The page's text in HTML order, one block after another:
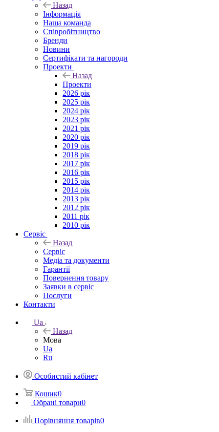
Назад
Інформація
Наша команда
Співробітництво
Бренди
Новини
Сертифікати та нагороди
Проекти
Назад
Проекти
2026 рік
2025 рік
2024 рік
2023 рік
2021 рік
2020 рік
2019 рік
2018 рік
2017 рік
2016 рік
2015 рік
2014 рік
2013 рік
2012 рік
2011 рік
2010 рік
Сервіс
Назад
Сервіс
Медіа та документи
Гарантії
Повернення товару
Заявки в сервіс
Послуги
Контакти
Ua
Назад
Мова
Ua
Ru
Особистий кабінет
Кошик0
Обрані товари0
Порівняння товарів0